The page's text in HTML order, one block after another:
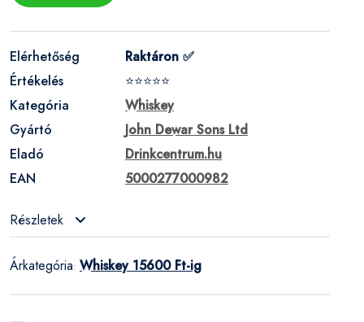
Elérhetőség
Raktáron ✅
Értékelés
⭐⭐⭐⭐⭐
Kategória
Whiskey
Gyártó
John Dewar Sons Ltd
Eladó
Drinkcentrum.hu
EAN
5000277000982
Részletek
Árkategória: Whiskey 15600 Ft-ig